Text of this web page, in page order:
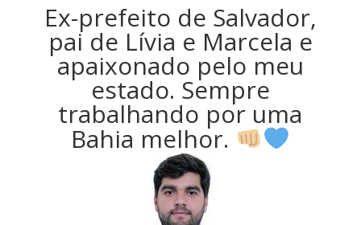
Ex-prefeito de Salvador,
pai de Lívia e Marcela e
apaixonado pelo meu
estado. Sempre
trabalhando por uma
Bahia melhor.